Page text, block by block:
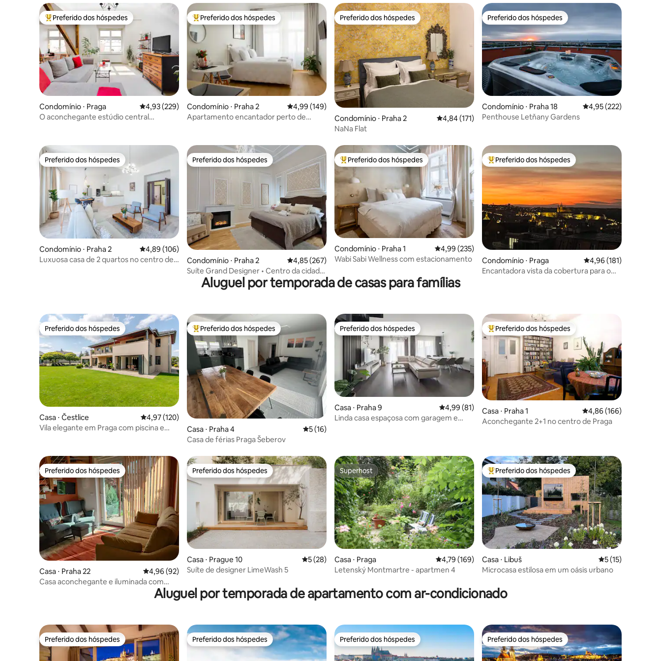
Entre os melhores preferidos dos hóspedes
Preferido dos hóspedes
Condomínio ⋅ Praga 4,93 de uma avaliação média de 5, 229 avaliações
4,93 (229)
O aconchegante estúdio central
Entre os melhores preferidos dos hóspedes
Preferido dos hóspedes
Condomínio ⋅ Praha 2 4,99 de uma avaliação média de 5, 149 avaliações
4,99 (149)
Apartamento encantador perto de
Preferido dos hóspedes
Preferido dos hóspedes
Condomínio ⋅ Praha 2 4,84 de uma avaliação média de 5, 171 avaliações
4,84 (171)
NaNa Flat
Preferido dos hóspedes
Preferido dos hóspedes
Condomínio ⋅ Praha 18 4,95 de uma avaliação
4,95 (222)
Penthouse Letňany Gardens
Preferido dos hóspedes
Preferido dos hóspedes
Condomínio ⋅ Praha 2 4,89 de uma avaliação média de 5, 106 avaliações
4,89 (106)
Luxuosa casa de 2 quartos no centro de
Preferido dos hóspedes
Preferido dos hóspedes
Condomínio ⋅ Praha 2 4,85 de uma avaliação média de 5, 267 avaliações
4,85 (267)
Suíte Grand Designer • Centro da cidade
• Estilo romântico
Entre os melhores preferidos dos hóspedes
Preferido dos hóspedes
Condomínio ⋅ Praha 1 4,99 de uma avaliação média de 5, 235 avaliações
4,99 (235)
Wabi Sabi Wellness com estacionamento
Entre os melhores preferidos dos hóspedes
Preferido dos hóspedes
Condomínio ⋅ Praga 4,96 de uma avaliação
4,96 (181)
Encantadora vista da cobertura para o
Aluguel por temporada de casas para famílias
Preferido dos hóspedes
Preferido dos hóspedes
Casa ⋅ Čestlice 4,97 de uma avaliação média de 5, 120 avaliações
4,97 (120)
Vila elegante em Praga com piscina e
Entre os melhores preferidos dos hóspedes
Preferido dos hóspedes
Casa ⋅ Praha 4 5 de uma avaliação média de 5, 16 avaliações
5 (16)
Casa de férias Praga Šeberov
Preferido dos hóspedes
Preferido dos hóspedes
Casa ⋅ Praha 9 4,99 de uma avaliação média de 5, 81 avaliações
4,99 (81)
Linda casa espaçosa com garagem e
Entre os melhores preferidos dos hóspedes
Preferido dos hóspedes
Casa ⋅ Praha 1 4,86 de uma avaliação
4,86 (166)
Aconchegante 2+1 no centro de Praga
Preferido dos hóspedes
Preferido dos hóspedes
Casa ⋅ Praha 22 4,96 de uma avaliação média de 5, 92 avaliações
4,96 (92)
Casa aconchegante e iluminada com
Preferido dos hóspedes
Preferido dos hóspedes
Casa ⋅ Prague 10 5 de uma avaliação média de 5, 28 avaliações
5 (28)
Suíte de designer LimeWash 5
Superhost
Superhost
Casa ⋅ Praga 4,79 de uma avaliação média de 5, 169 avaliações
4,79 (169)
Letenský Montmartre - apartmen 4
Entre os melhores preferidos dos hóspedes
Preferido dos hóspedes
Casa ⋅ Libuš 5 de uma
5 (15)
Microcasa estilosa em um oásis urbano
Aluguel por temporada de apartamento com ar-condicionado
Preferido dos hóspedes
Preferido dos hóspedes Preferido dos hóspedes
Preferido dos hóspedes Preferido dos hóspedes
Preferido dos hóspedes Preferido dos hóspedes
Preferido dos hóspedes